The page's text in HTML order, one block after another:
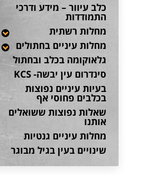
כלב עיוור – מידע ודרכי
התמודדות
מחלות רשתית
מחלות עיניים בחתולים
גלאוקומה בכלב ובחתול
סינדרום עין יבשה- KCS
בעיות עיניים נפוצות
בכלבים פחוסי אף
שאלות נפוצות ששואלים
אותנו
מחלות עיניים גנטיות
שינויים בעין בגיל מבוגר